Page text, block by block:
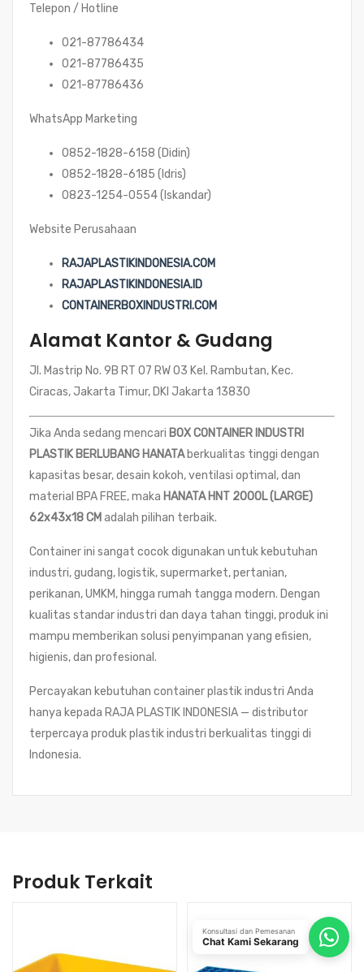
Telepon / Hotline
021-87786434
021-87786435
021-87786436
WhatsApp Marketing
0852-1828-6158 (Didin)
0852-1828-6185 (Idris)
0823-1254-0554 (Iskandar)
Website Perusahaan
RAJAPLASTIKINDONESIA.COM
RAJAPLASTIKINDONESIA.ID
CONTAINERBOXINDUSTRI.COM
Alamat Kantor & Gudang
Jl. Mastrip No. 9B RT 07 RW 03 Kel. Rambutan, Kec.
Ciracas, Jakarta Timur, DKI Jakarta 13830
Jika Anda sedang mencari BOX CONTAINER INDUSTRI
PLASTIK BERLUBANG HANATAberkualitas tinggi dengan
kapasitas besar, desain kokoh, ventilasi optimal, dan
material BPA FREE, maka HANATA HNT 2000L (LARGE)
62x43x18 CM adalah pilihan terbaik.
Container ini sangat cocok digunakan untuk kebutuhan
industri, gudang, logistik, supermarket, pertanian,
perikanan, UMKM, hingga rumah tangga modern. Dengan
kualitas standar industri dan daya tahan tinggi, produk ini
mampu memberikan solusi penyimpanan yang efisien,
higienis, dan profesional.
Percayakan kebutuhan container plastik industri Anda
hanya kepada RAJA PLASTIK INDONESIA — distributor
terpercaya produk plastik industri berkualitas tinggi di
Indonesia.
Produk Terkait
Konsultasi dan Pemesanan
Chat Kami Sekarang